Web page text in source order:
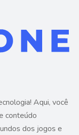
Aqui, você
conteúdo
dos jogos e